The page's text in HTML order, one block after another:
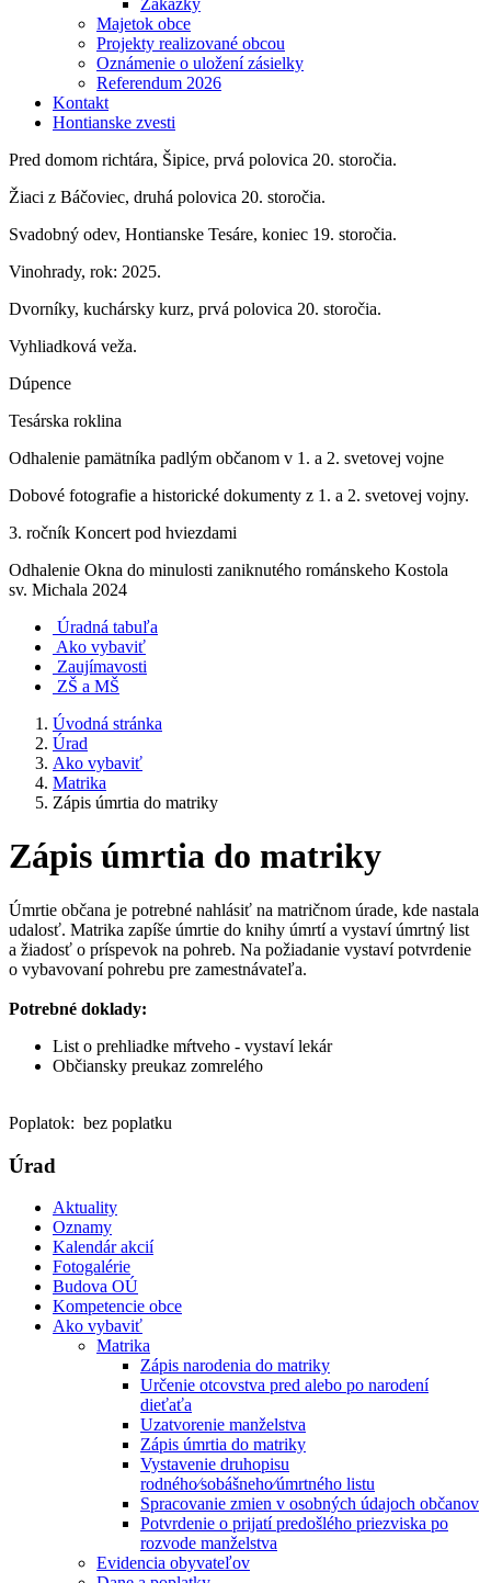
Zákazky
Majetok obce
Projekty realizované obcou
Oznámenie o uložení zásielky
Referendum 2026
Kontakt
Hontianske zvesti
Pred domom richtára, Šipice, prvá polovica 20. storočia.
Žiaci z Báčoviec, druhá polovica 20. storočia.
Svadobný odev, Hontianske Tesáre, koniec 19. storočia.
Vinohrady, rok: 2025.
Dvorníky, kuchársky kurz, prvá polovica 20. storočia.
Vyhliadková veža.
Dúpence
Tesárska roklina
Odhalenie pamätníka padlým občanom v 1. a 2. svetovej vojne
Dobové fotografie a historické dokumenty z 1. a 2. svetovej vojny.
3. ročník Koncert pod hviezdami
Odhalenie Okna do minulosti zaniknutého románskeho Kostola
sv. Michala 2024
Úradná tabuľa
Ako vybaviť
Zaujímavosti
ZŠ a MŠ
Úvodná stránka
Úrad
Ako vybaviť
Matrika
Zápis úmrtia do matriky
Zápis úmrtia do matriky
Úmrtie občana je potrebné nahlásiť na matričnom úrade, kde nastala
udalosť. Matrika zapíše úmrtie do knihy úmrtí a vystaví úmrtný list
a žiadosť o príspevok na pohreb. Na požiadanie vystaví potvrdenie
o vybavovaní pohrebu pre zamestnávateľa.
Potrebné doklady:
List o prehliadke mŕtveho - vystaví lekár
Občiansky preukaz zomrelého
Poplatok: bez poplatku
Úrad
Aktuality
Oznamy
Kalendár akcií
Fotogalérie
Budova OÚ
Kompetencie obce
Ako vybaviť
Matrika
Zápis narodenia do matriky
Určenie otcovstva pred alebo po narodení
dieťaťa
Uzatvorenie manželstva
Zápis úmrtia do matriky
Vystavenie druhopisu
rodného⁄sobášneho⁄úmrtného listu
Spracovanie zmien v osobných údajoch občanov
Potvrdenie o prijatí predošlého priezviska po
rozvode manželstva
Evidencia obyvateľov